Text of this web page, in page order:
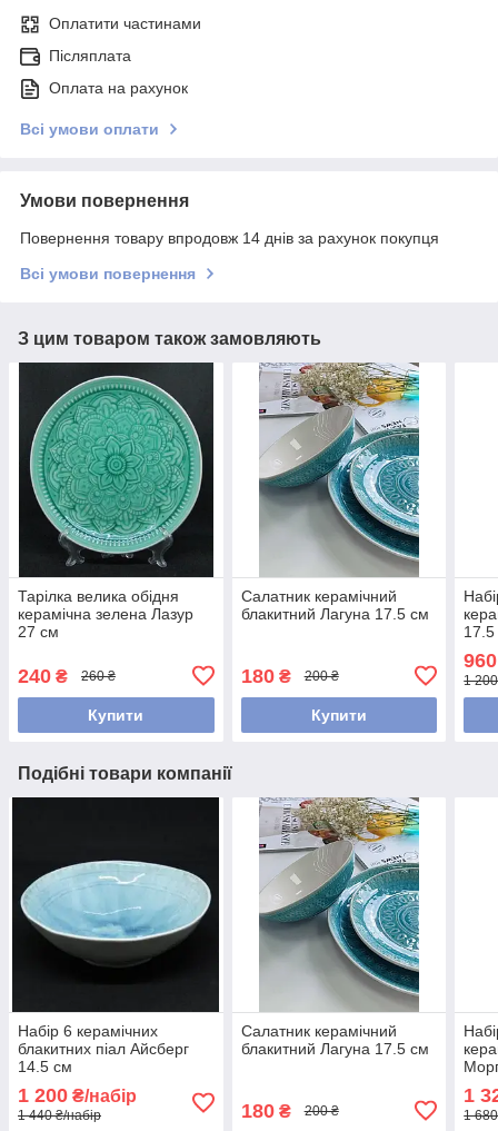
Оплатити частинами
Післяплата
Оплата на рахунок
Всі умови оплати
Умови повернення
Повернення товару впродовж 14 днів за рахунок покупця
Всі умови повернення
З цим товаром також замовляють
Тарілка велика обідня
керамічна зелена Лазур
27 см
240 ₴ 260 ₴
Купити
Салатник керамічний
блакитний Лагуна 17.5 см
180₴ 200 ₴
Купити
960
1
Подібні товари компанії
Набір 6 керамічних
блакитних піал Айсберг
14.5 см
1 200 ₴/набір
1 440 ₴/набір
Салатник керамічний
блакитний Лагуна 17.5 см
180₴ 200 ₴
1
1